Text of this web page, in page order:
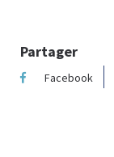
Partager
Facebook